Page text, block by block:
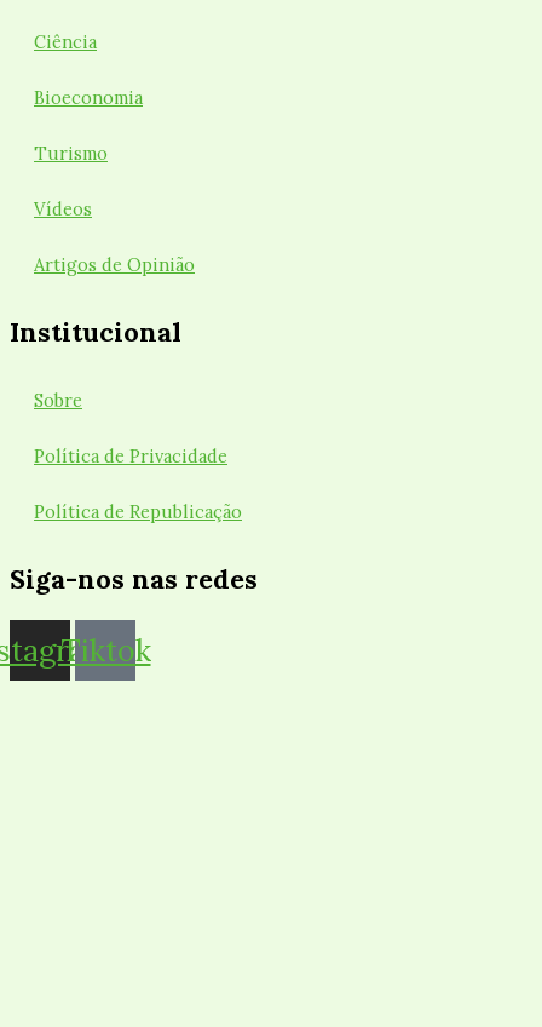
Ciência
Bioeconomia
Turismo
Vídeos
Artigos de Opinião
Institucional
Sobre
Política de Privacidade
Política de Republicação
Siga-nos nas redes
Tiktok